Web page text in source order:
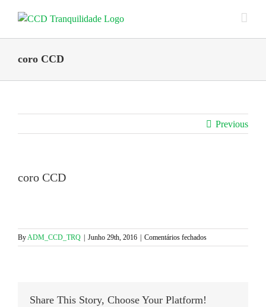
coro CCD
Previous
coro CCD
ByADM_CCD_TRQ Junho 29th, 2016 Comentários fechadosem
coro
Share This Story, Choose Your Platform!